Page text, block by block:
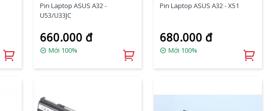
Pin Laptop ASUS A32 -
U53/U33JC
660.000 đ
Mới 100%
Pin Laptop ASUS A32 - X51
680.000 đ
Mới 100%